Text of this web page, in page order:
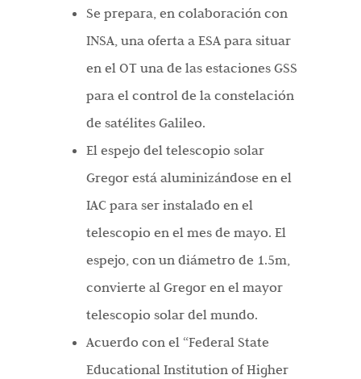
Se prepara, en colaboración con
INSA, una oferta a ESA para situar
en el OT una de las estaciones GSS
para el control de la constelación
de satélites Galileo.
El espejo del telescopio solar
Gregor está aluminizándose en el
IAC para ser instalado en el
telescopio en el mes de mayo. El
espejo, con un diámetro de 1.5m,
convierte al Gregor en el mayor
telescopio solar del mundo.
Acuerdo con el “Federal State
Educational Institution of Higher